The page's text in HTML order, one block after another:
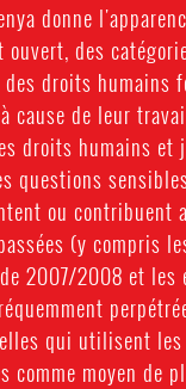
donne
des
droits humains
cause de leur
droits humains et
questions
ou contribuent
(y compris
2007/2008 et les
qui utilisent
comme moyen de